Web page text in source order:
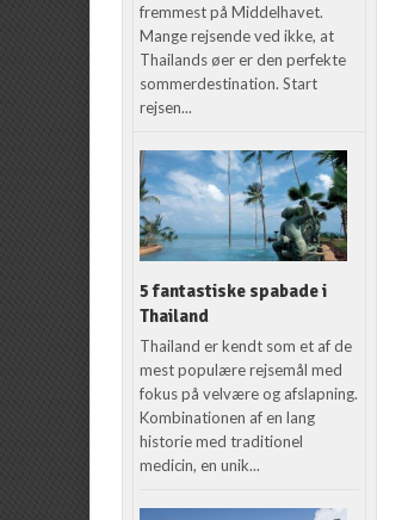
fremmest på Middelhavet.
Mange rejsende ved ikke, at
Thailands øer er den perfekte
sommerdestination. Start
rejsen...
5 fantastiske spabade i
Thailand
Thailand er kendt som et af de
mest populære rejsemål med
fokus på velvære og afslapning.
Kombinationen af en lang
historie med traditionel
medicin, en unik...